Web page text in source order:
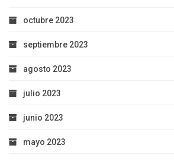
octubre 2023
septiembre 2023
agosto 2023
julio 2023
junio 2023
mayo 2023